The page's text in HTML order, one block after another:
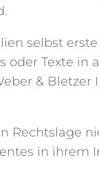
selbst
oder Texte
&
Rechtslage
in ihrem